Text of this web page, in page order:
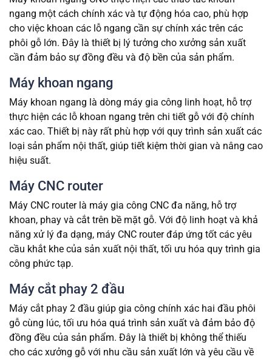
ngang một cách chính xác và tự động hóa cao, phù hợp
cho việc khoan các lỗ ngang cần sự chính xác trên các
phôi gỗ lớn. Đây là thiết bị lý tưởng cho xưởng sản xuất
cần đảm bảo sự đồng đều và độ bền của sản phẩm.
Máy khoan ngang
Máy khoan ngang là dòng máy gia công linh hoạt, hỗ trợ
thực hiện các lỗ khoan ngang trên chi tiết gỗ với độ chính
xác cao. Thiết bị này rất phù hợp với quy trình sản xuất các
loại sản phẩm nội thất, giúp tiết kiệm thời gian và nâng cao
hiệu suất.
Máy CNC router
Máy CNC router là máy gia công CNC đa năng, hỗ trợ
khoan, phay và cắt trên bề mặt gỗ. Với độ linh hoạt và khả
năng xử lý đa dạng, máy CNC router đáp ứng tốt các yêu
cầu khắt khe của sản xuất nội thất, tối ưu hóa quy trình gia
công phức tạp.
Máy cắt phay 2 đầu
Máy cắt phay 2 đầu giúp gia công chính xác hai đầu phôi
gỗ cùng lúc, tối ưu hóa quá trình sản xuất và đảm bảo độ
đồng đều của sản phẩm. Đây là thiết bị không thể thiếu
cho các xưởng gỗ với nhu cầu sản xuất lớn và yêu cầu về